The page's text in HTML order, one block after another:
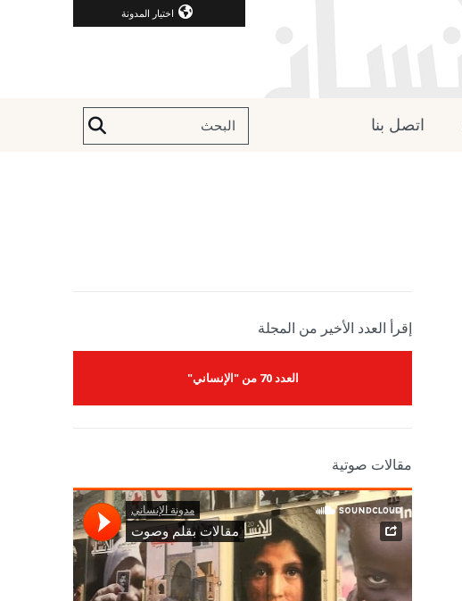
اختيار المدونة
اتصل بنا
إقرأ العدد الأخير من المجلة
العدد 70 من "الإنساني"
مقالات صوتية